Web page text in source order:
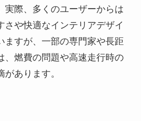
実際、多くのユーザーからは
さや快適なインテリアデザイ
ますが、一部の専門家や長距
、燃費の問題や高速走行時の
あります。